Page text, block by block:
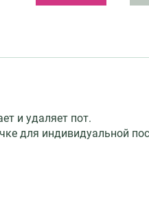
и удаляет пот.
для индивидуальной